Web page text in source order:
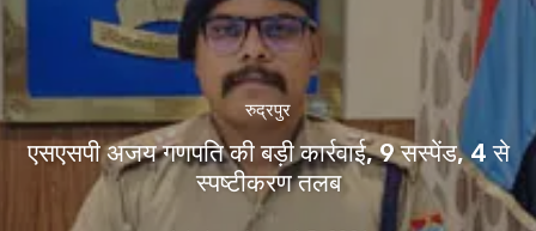
रुद्रपुर
एसएसपी अजय गणपति की बड़ी कार्रवाई, 9 सस्पेंड, 4 से
स्पष्टीकरण तलब